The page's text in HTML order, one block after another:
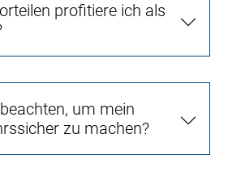
profitiere ich als
um mein
zu machen?